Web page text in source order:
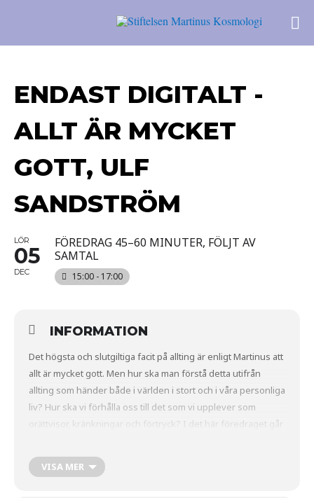
ENDAST DIGITALT -
ALLT ÄR MYCKET
GOTT, ULF
SANDSTRÖM
LÖR
05
DEC
FÖREDRAG 45–60 MINUTER, FÖLJT AV
SAMTAL
15:00 - 17:00
INFORMATION
Det högsta och slutgiltiga facit på allting är enligt Martinus att
allt är mycket gott. Men hur ska man förstå detta utifrån
allting som händer både i världen i stort och i våra personliga
liv? Hur ska vi förhålla oss till det som vi upplever som
orättvisor, kränkningar och förtryck? I det här föredraget går
gott och mer ingående hur vi kan förhålla oss till det som vi
upplever som förbrytelser och konflikter.
VISA MER